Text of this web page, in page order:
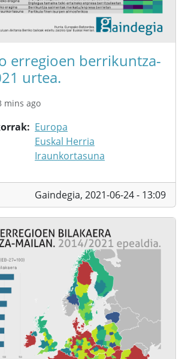
erregioen berrikuntza-
urtea.
mins ago
Europa
Euskal Herria
Iraunkortasuna
Gaindegia, 2021-06-24 - 13:09